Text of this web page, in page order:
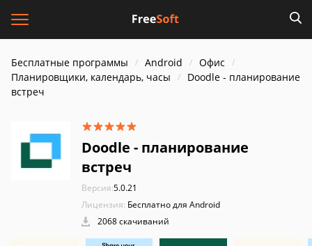
Бесплатные программы Android
Офис
Планировщики, календарь, часы
Doodle - планирование
встреч
Doodle - планирование
встреч
Версия:5.0.21
Лицензия: Бесплатно для Android
2068 скачиваний